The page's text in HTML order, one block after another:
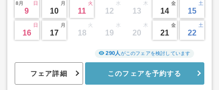
8月 日
9
月
10
火
11
水
12
木
13
金
14
土
15
日
16
月
17
火
18
水
19
木
20
金
21
土
22
フェア詳細
290人 がこのフェアを検討しています
このフェアを予約する